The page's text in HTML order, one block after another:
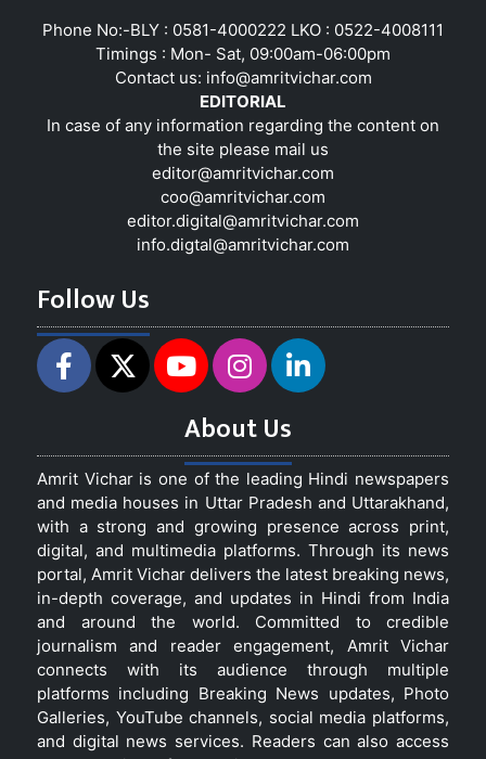
Phone No:-BLY : 0581-4000222 LKO : 0522-4008111
Timings : Mon- Sat, 09:00am-06:00pm
Contact us: info@amritvichar.com
EDITORIAL
In case of any information regarding the content on
the site please mail us
editor@amritvichar.com
coo@amritvichar.com
editor.digital@amritvichar.com
info.digtal@amritvichar.com
Follow Us
About Us
Amrit Vichar is one of the leading Hindi newspapers
and media houses in Uttar Pradesh and Uttarakhand,
with a strong and growing presence across print,
digital, and multimedia platforms. Through its news
portal, Amrit Vichar delivers the latest breaking news,
in-depth coverage, and updates in Hindi from India
and around the world. Committed to credible
journalism and reader engagement, Amrit Vichar
connects with its audience through multiple
platforms including Breaking News updates, Photo
Galleries, YouTube channels, social media platforms,
and digital news services. Readers can also access